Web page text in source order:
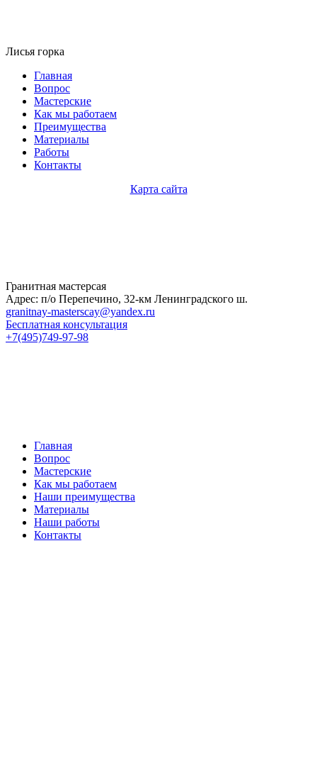
Лисья горка
Главная
Вопрос
Мастерские
Как мы работаем
Преимущества
Материалы
Работы
Контакты
Карта сайта
Гранитная мастерсая
Адрес: п/о Перепечино, 32-км Ленинградского ш.
granitnay-masterscay@yandex.ru
Бесплатная консультация
+7(495)749-97-98
Главная
Вопрос
Мастерские
Как мы работаем
Наши преимущества
Материалы
Наши работы
Контакты